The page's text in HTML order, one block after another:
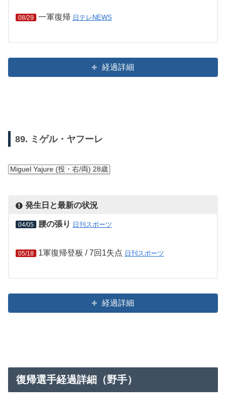
08/29 一軍復帰 日テレNEWS
経過詳細
89. ミゲル・ヤフーレ
Miguel Yajure (投・右/両) 28歳
発生日と最新の状況
04/05 腰の張り 日刊スポーツ
05/18 1軍復帰登板 / 7回1失点 日刊スポーツ
経過詳細
復帰選手経過詳細（野手）